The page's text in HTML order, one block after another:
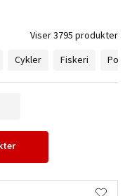
Viser 3795 produkter
Cykler Fiskeri Pools